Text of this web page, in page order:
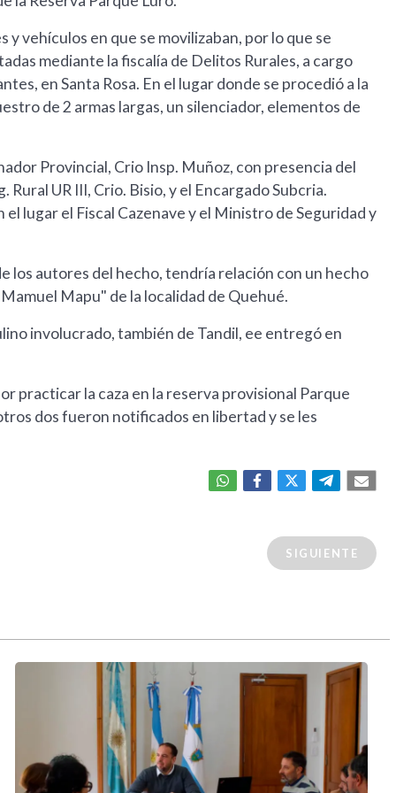
vehículos en que se movilizaban, por lo que se
mediante la fiscalía de Delitos Rurales, a cargo
en Santa Rosa. En el lugar donde se procedió a la
de 2 armas largas, un silenciador, elementos de
Provincial, Crio Insp. Muñoz, con presencia del
UR III, Crio. Bisio, y el Encargado Subcria.
lugar el Fiscal Cazenave y el Ministro de Seguridad y
los autores del hecho, tendría relación con un hecho
Mapu" de la localidad de Quehué.
involucrado, también de Tandil, ee entregó en
practicar la caza en la reserva provisional Parque
dos fueron notificados en libertad y se les
SIGUIENTE